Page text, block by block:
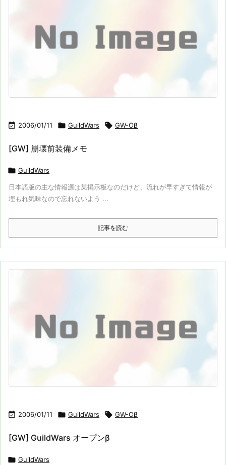
 2006/01/11  GuildWars  GW-Oβ
[GW] 崩壊前装備メモ
 GuildWars
日本語版の主な情報源は某掲示板なのだけど、流れが早すぎて情報が
埋もれ気味なので忘れないよう ...
記事を読む
 2006/01/11  GuildWars  GW-Oβ
[GW] GuildWars オープンβ
 GuildWars